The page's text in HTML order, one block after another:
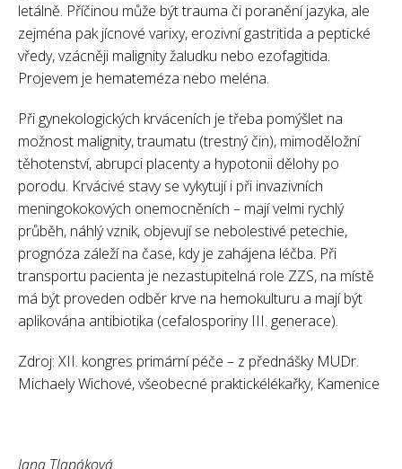
letálně. Příčinou může být trauma či poranění jazyka, ale
zejména pak jícnové varixy, erozivní gastritida a peptické
vředy, vzácněji malignity žaludku nebo ezofagitida.
Projevem je hemateméza nebo meléna.
Při gynekologických krváceních je třeba pomýšlet na
možnost malignity, traumatu (trestný čin), mimoděložní
těhotenství, abrupci placenty a hypotonii dělohy po
porodu. Krvácivé stavy se vykytují i při invazivních
meningokokových onemocněních – mají velmi rychlý
průběh, náhlý vznik, objevují se nebolestivé petechie,
prognóza záleží na čase, kdy je zahájena léčba. Při
transportu pacienta je nezastupitelná role ZZS, na místě
má být proveden odběr krve na hemokulturu a mají být
aplikována antibiotika (cefalosporiny III. generace).
Zdroj: XII. kongres primární péče – z přednášky MUDr.
Michaely Wichové, všeobecné praktickélékařky, Kamenice
Jana Tlapáková